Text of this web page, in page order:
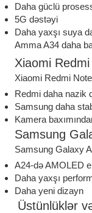
Daha güclü
5G dəstəyi
Daha yaxşı suya
Amma A34 daha
Xiaomi
Xiaomi Redmi
Redmi daha nazik
Samsung daha
Kamera
Samsung
Samsung Galaxy
A24-də AMOLED
Daha yaxşı
Daha yeni dizayn
Üstünlüklər